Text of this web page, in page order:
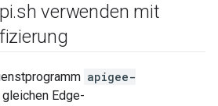
.sh verwenden mit
apigee-
Edge-